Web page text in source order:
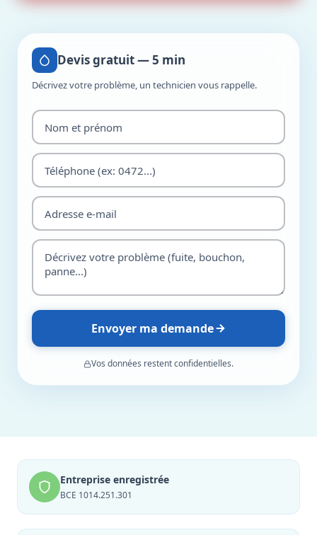
Devis gratuit — 5 min
Décrivez votre problème, un technicien vous rappelle.
Envoyer ma demande
Vos données restent confidentielles.
Entreprise enregistrée
BCE 1014.251.301